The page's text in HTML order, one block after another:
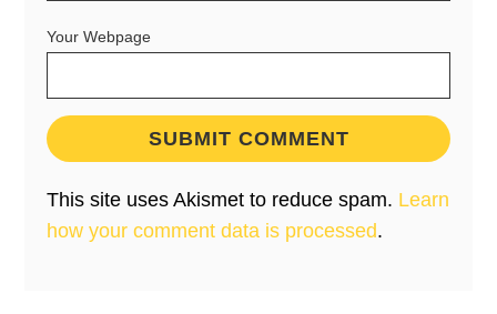
Your Webpage
This site uses Akismet to reduce spam. Learn
how your comment data is processed.